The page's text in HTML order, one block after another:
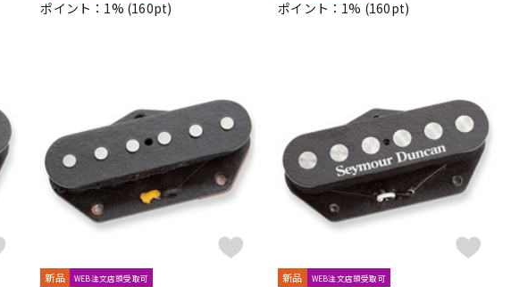
ポイント：1% (160pt) ポイント：1% (160pt)
新品 WEB注文店頭受取可 新品 WEB注文店頭受取可